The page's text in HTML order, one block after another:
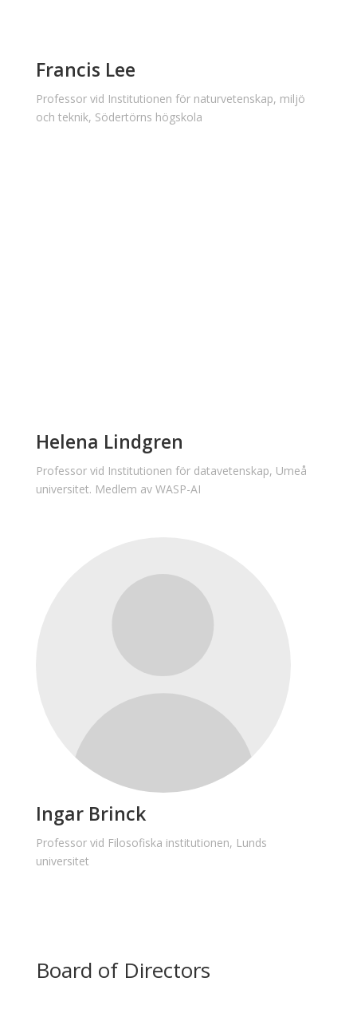
Francis Lee
Professor vid Institutionen för naturvetenskap, miljö
och teknik, Södertörns högskola
Helena Lindgren
Professor vid Institutionen för datavetenskap, Umeå
universitet. Medlem av WASP-AI
Ingar Brinck
Professor vid Filosofiska institutionen, Lunds
universitet
Board of Directors